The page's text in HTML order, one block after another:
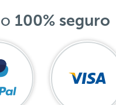
100% seguro